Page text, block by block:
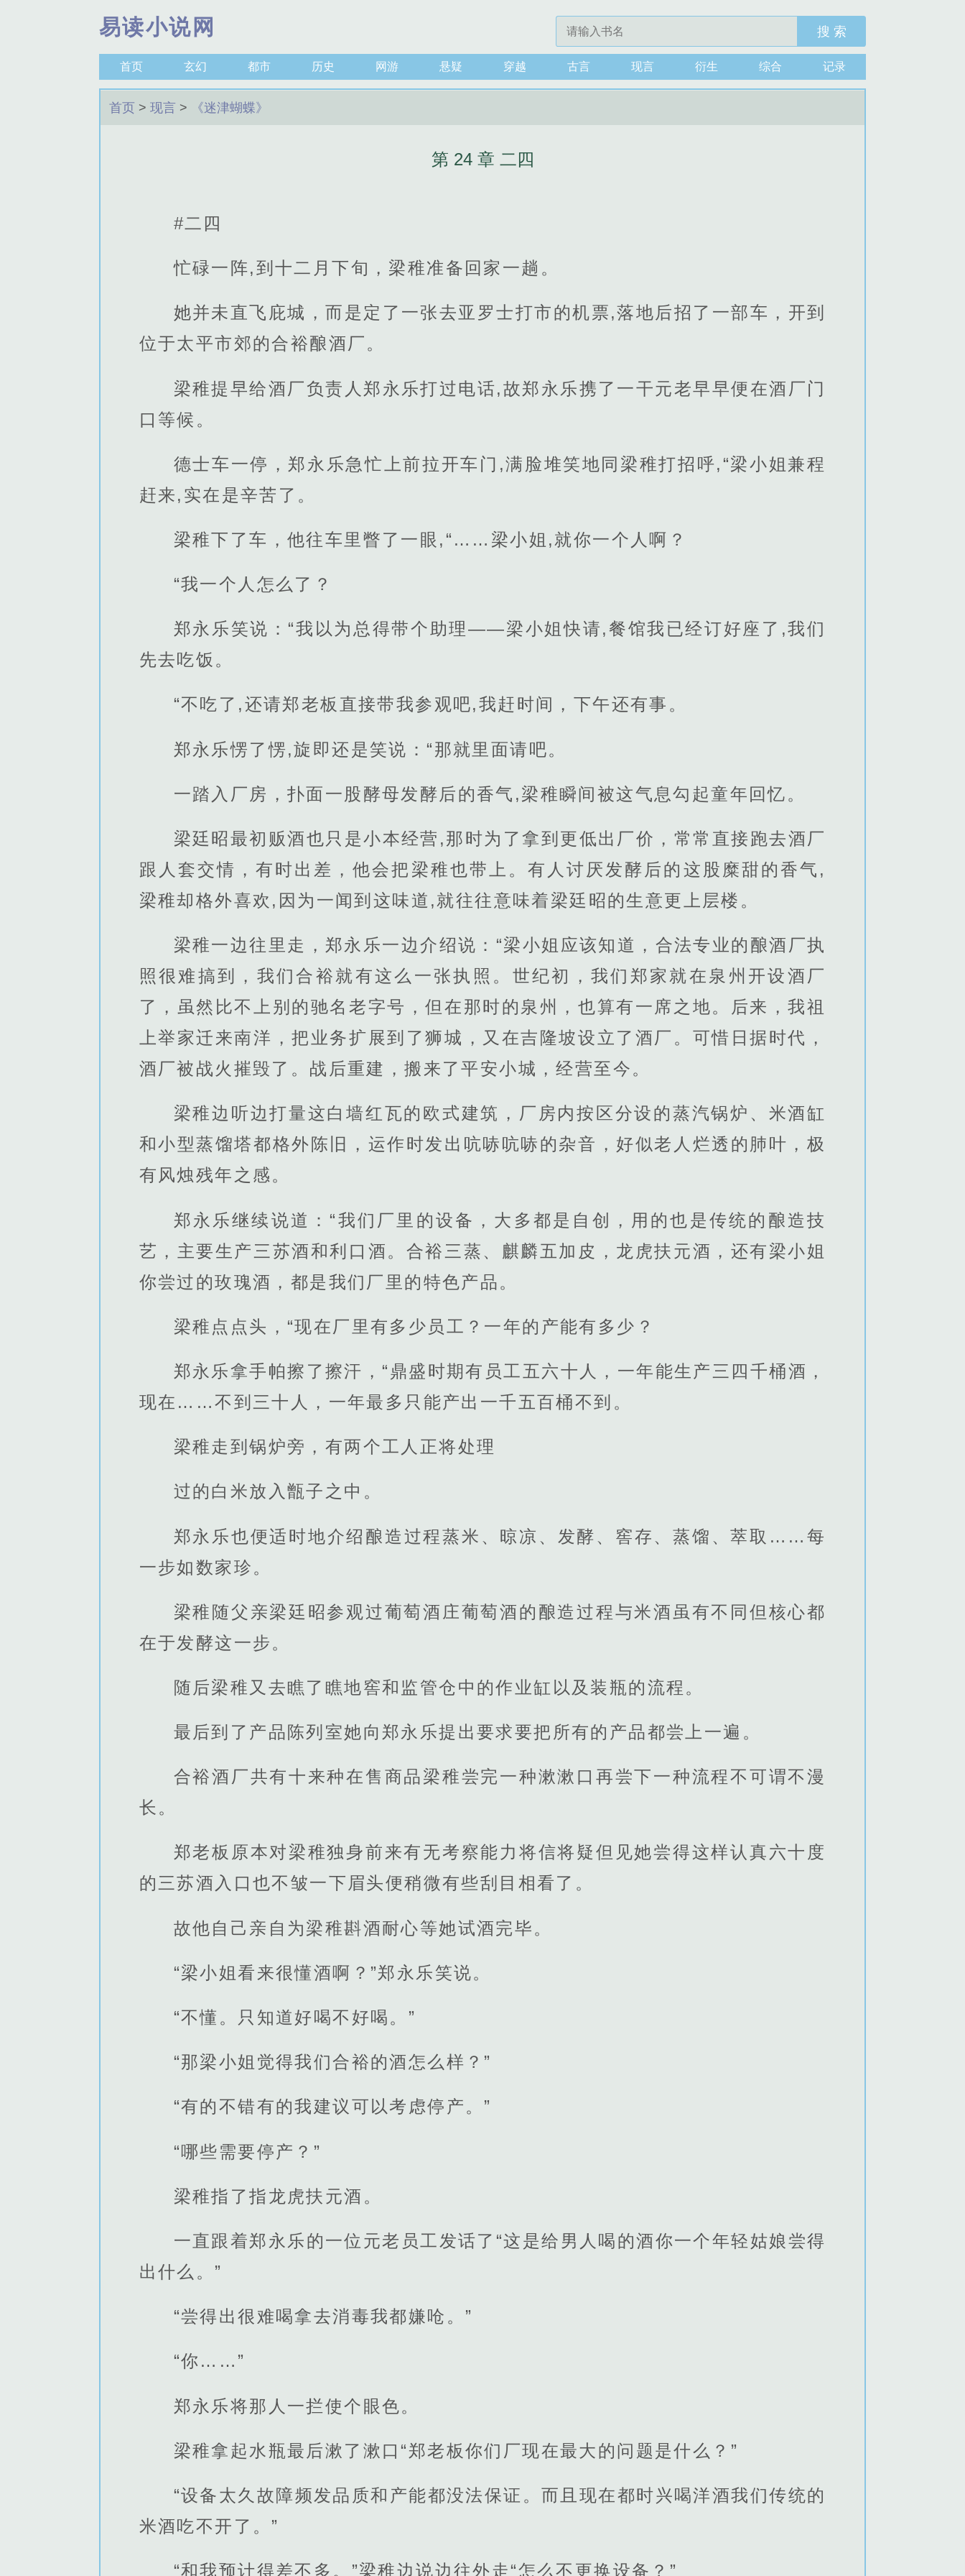
易读小说网 搜 索
首页 玄幻 都市 历史 网游 悬疑 穿越 古言 现言 衍生 综合 记录
首页 > 现言 > 《迷津蝴蝶》
第 24 章 二四
#二四
忙碌一阵,到十二月下旬，梁稚准备回家一趟。
她并未直飞庇城，而是定了一张去亚罗士打市的机票,落地后招了一部车，开到
位于太平市郊的合裕酿酒厂。
梁稚提早给酒厂负责人郑永乐打过电话,故郑永乐携了一干元老早早便在酒厂门
口等候。
德士车一停，郑永乐急忙上前拉开车门,满脸堆笑地同梁稚打招呼,“梁小姐兼程
赶来,实在是辛苦了。
梁稚下了车，他往车里瞥了一眼,“……梁小姐,就你一个人啊？
“我一个人怎么了？
郑永乐笑说：“我以为总得带个助理——梁小姐快请,餐馆我已经订好座了,我们
先去吃饭。
“不吃了,还请郑老板直接带我参观吧,我赶时间，下午还有事。
郑永乐愣了愣,旋即还是笑说：“那就里面请吧。
一踏入厂房，扑面一股酵母发酵后的香气,梁稚瞬间被这气息勾起童年回忆。
梁廷昭最初贩酒也只是小本经营,那时为了拿到更低出厂价，常常直接跑去酒厂
跟人套交情，有时出差，他会把梁稚也带上。有人讨厌发酵后的这股糜甜的香气,
梁稚却格外喜欢,因为一闻到这味道,就往往意味着梁廷昭的生意更上层楼。
梁稚一边往里走，郑永乐一边介绍说：“梁小姐应该知道，合法专业的酿酒厂执
照很难搞到，我们合裕就有这么一张执照。世纪初，我们郑家就在泉州开设酒厂
了，虽然比不上别的驰名老字号，但在那时的泉州，也算有一席之地。后来，我祖
上举家迁来南洋，把业务扩展到了狮城，又在吉隆坡设立了酒厂。可惜日据时代，
酒厂被战火摧毁了。战后重建，搬来了平安小城，经营至今。
梁稚边听边打量这白墙红瓦的欧式建筑，厂房内按区分设的蒸汽锅炉、米酒缸
和小型蒸馏塔都格外陈旧，运作时发出吭哧吭哧的杂音，好似老人烂透的肺叶，极
有风烛残年之感。
郑永乐继续说道：“我们厂里的设备，大多都是自创，用的也是传统的酿造技
艺，主要生产三苏酒和利口酒。合裕三蒸、麒麟五加皮，龙虎扶元酒，还有梁小姐
你尝过的玫瑰酒，都是我们厂里的特色产品。
梁稚点点头，“现在厂里有多少员工？一年的产能有多少？
郑永乐拿手帕擦了擦汗，“鼎盛时期有员工五六十人，一年能生产三四千桶酒，
现在……不到三十人，一年最多只能产出一千五百桶不到。
梁稚走到锅炉旁，有两个工人正将处理
过的白米放入甑子之中。
郑永乐也便适时地介绍酿造过程蒸米、晾凉、发酵、窖存、蒸馏、萃取……每
一步如数家珍。
梁稚随父亲梁廷昭参观过葡萄酒庄葡萄酒的酿造过程与米酒虽有不同但核心都
在于发酵这一步。
随后梁稚又去瞧了瞧地窖和监管仓中的作业缸以及装瓶的流程。
最后到了产品陈列室她向郑永乐提出要求要把所有的产品都尝上一遍。
合裕酒厂共有十来种在售商品梁稚尝完一种漱漱口再尝下一种流程不可谓不漫
长。
郑老板原本对梁稚独身前来有无考察能力将信将疑但见她尝得这样认真六十度
的三苏酒入口也不皱一下眉头便稍微有些刮目相看了。
故他自己亲自为梁稚斟酒耐心等她试酒完毕。
“梁小姐看来很懂酒啊？”郑永乐笑说。
“不懂。只知道好喝不好喝。”
“那梁小姐觉得我们合裕的酒怎么样？”
“有的不错有的我建议可以考虑停产。”
“哪些需要停产？”
梁稚指了指龙虎扶元酒。
一直跟着郑永乐的一位元老员工发话了“这是给男人喝的酒你一个年轻姑娘尝得
出什么。”
“尝得出很难喝拿去消毒我都嫌呛。”
“你……”
郑永乐将那人一拦使个眼色。
梁稚拿起水瓶最后漱了漱口“郑老板你们厂现在最大的问题是什么？”
“设备太久故障频发品质和产能都没法保证。而且现在都时兴喝洋酒我们传统的
米酒吃不开了。”
“和我预计得差不多。”梁稚边说边往外走“怎么不更换设备？”